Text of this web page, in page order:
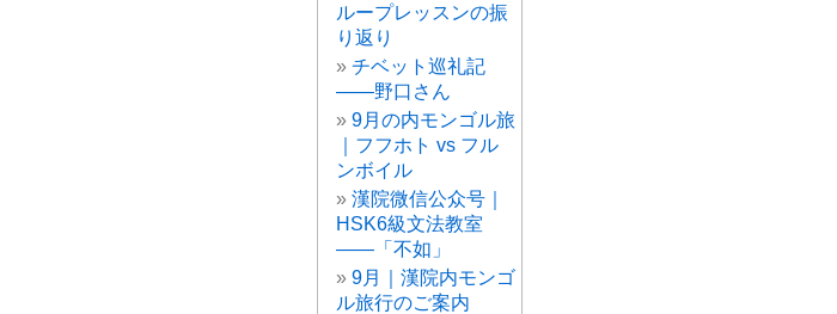
ループレッスンの振
り返り
チベット巡礼記
——野口さん
9月の内モンゴル旅
｜フフホト vs フル
ンボイル
漢院微信公众号｜
HSK6級文法教室
——「不如」
9月｜漢院内モンゴ
ル旅行のご案内